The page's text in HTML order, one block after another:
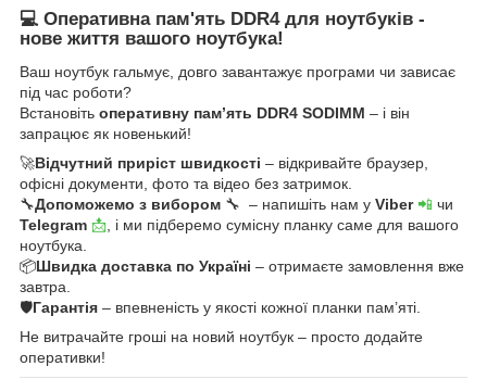
💻 Оперативна пам'ять DDR4 для ноутбуків -
нове життя вашого ноутбука!
Ваш ноутбук гальмує, довго завантажує програми чи зависає
під час роботи?
Встановіть оперативну пам’ять DDR4 SODIMM – і він
запрацює як новенький!
🚀Відчутний приріст швидкості – відкривайте браузер,
офісні документи, фото та відео без затримок.
🔧Допоможемо з вибором 🔧 – напишіть нам у Viber📲 чи
Telegram 📩 , і ми підберемо сумісну планку саме для вашого
ноутбука.
📦Швидка доставка по Україні – отримаєте замовлення вже
завтра.
🛡Гарантія – впевненість у якості кожної планки пам’яті.
Не витрачайте гроші на новий ноутбук – просто додайте
оперативки!